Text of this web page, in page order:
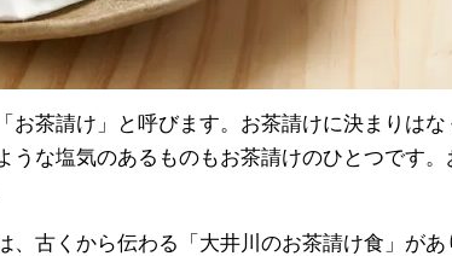
お茶請け」と呼びます。お茶請けに決まりは
うな塩気のあるものもお茶請けのひとつです
、古くから伝わる「大井川のお茶請け食」が